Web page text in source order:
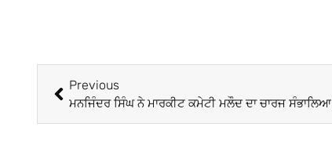
Previous
ਮਨਜਿੰਦਰ ਸਿੰਘ ਨੇ ਮਾਰਕੀਟ ਕਮੇਟੀ ਮਲੌਦ ਦਾ ਚਾਰਜ ਸੰਭਾਲਿਆ